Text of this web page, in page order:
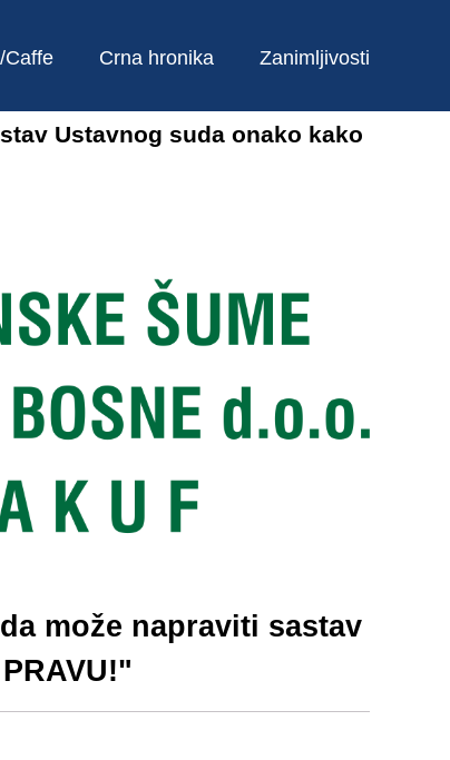
Caffe Crna hronika Zanimljivosti
Ustavnog suda onako kako
može napraviti sastav